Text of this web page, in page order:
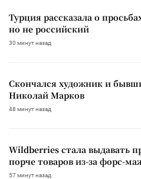
Турция рассказала о
но не российский
30 минут назад
Скончался художник и
Николай Марков
48 минут назад
Wildberries стала выдавать
порче товаров из-за форс-
57 минут назад